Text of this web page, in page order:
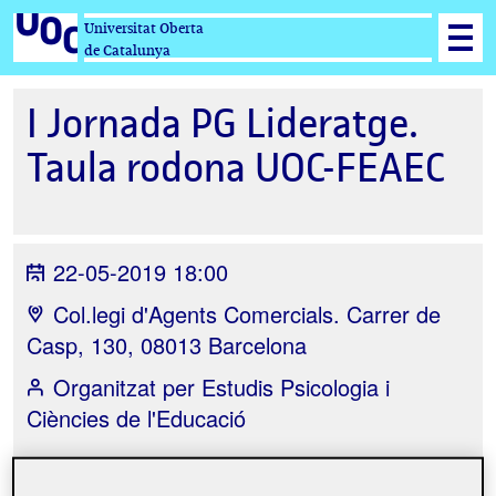
Universitat Oberta
de Catalunya
I Jornada PG Lideratge.
Taula rodona UOC-FEAEC
22-05-2019 18:00
Col.legi d'Agents Comercials. Carrer de
Casp, 130, 08013 Barcelona
Organitzat per Estudis Psicologia i
Ciències de l'Educació